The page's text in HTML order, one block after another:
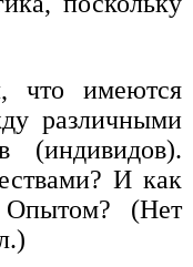
что имеются
различными
(индивидов).
И как
Опытом? (Нет